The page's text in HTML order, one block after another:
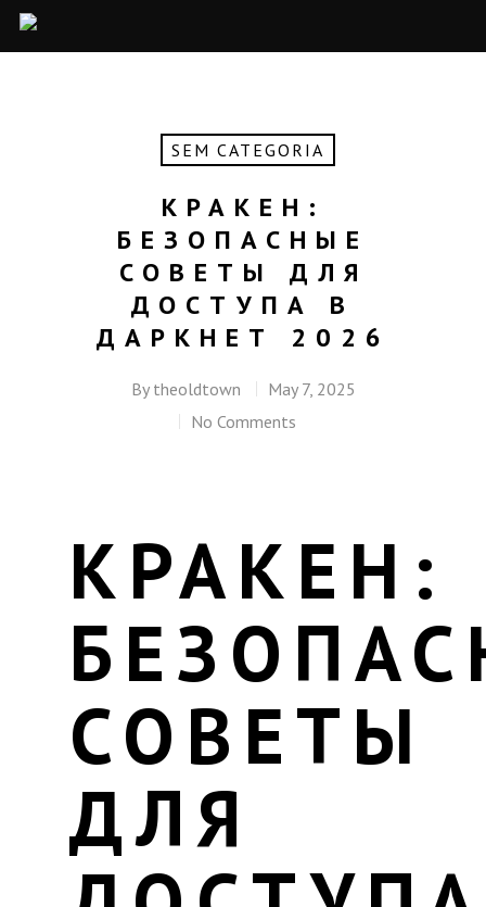
SEM CATEGORIA
КРАКЕН:
БЕЗОПАСНЫЕ
СОВЕТЫ ДЛЯ
ДОСТУПА В
ДАРКНЕТ 2026
By theoldtown
May 7, 2025
No Comments
КРАКЕН:
СОВЕТЫ
ДЛЯ